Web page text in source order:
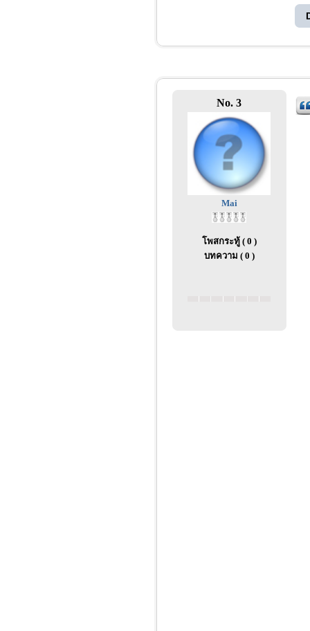
No. 3
Mai
โพสกระทู้ ( 0 )
บทความ ( 0 )